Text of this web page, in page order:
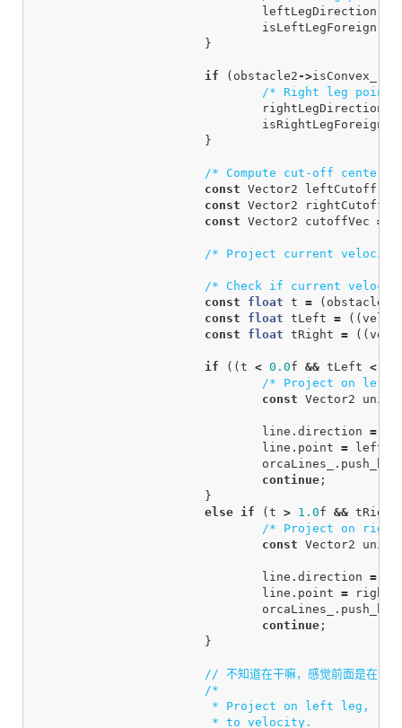
leftLegDirection
isLeftLegForeign
}
if ( obstacle2 ->isConvex_
/* Right leg
rightLegDirection
isRightLegForeign
}
/* Compute cut-off
const Vector2 leftCutoff
const Vector2 rightCutoff
const Vector2 cutoffVec =
/* Project current
/* Check if current
const
float t = ( obstacle1
const
float tLeft = ((
const
float tRight = ((
if ((t < 0.0f && tLeft <
/* Project on
const Vector2 unitW
line . direction =
line . point =
orcaLines_
.
continue ;
}
else if (t > 1.0f && tRight
/* Project on
const Vector2 unitW
line . direction =
line . point =
orcaLines_
.
continue ;
}
// 不知道在干嘛，感觉前面是在计
/*